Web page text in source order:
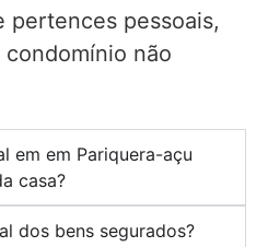
pertences pessoais,
não
em em Pariquera-açu
casa?
dos bens segurados?